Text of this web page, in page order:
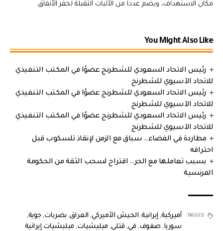
مكان الاستهداف، ويضم عددا من الآليات الثقيلة لحفر الأنفاق.
You Might Also Like
رئيس الاتحاد السعودي للشطرنج عضوًا في المكتب التنفيذي
للاتحاد الآسيوي للشطرنج
رئيس الاتحاد السعودي للشطرنج عضوًا في المكتب التنفيذي
للاتحاد الآسيوي للشطرنج
رئيس الاتحاد السعودي للشطرنج عضوًا في المكتب التنفيذي
للاتحاد الآسيوي للشطرنج
مطاردة في الفضاء.. سباق مع الزمن لإنقاذ تلسكوب قبل
احتراقه
بسبب تعاملها مع الحر.. اقتراح لسحب الثقة من الحكومة
الفرنسية
TAGGED: أميركية, إيرانية, الجيش الأميركي, العراق, بضربات,جوية,
سوريا, صفوف, في, قتلى, ميليشيات, ميليشيات إيرانية